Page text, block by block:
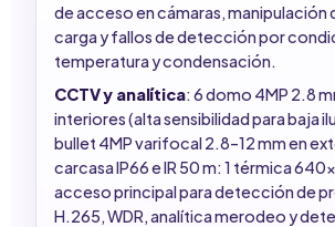
de acceso en cámaras, manipulación
carga y fallos de detección por
temperatura y condensación.
CCTV y analítica: 6 domo 4MP 2.8
interiores (alta sensibilidad para baja
bullet 4MP varifocal 2.8–12 mm en
carcasa IP66 e IR 50 m: 1 térmica
acceso principal para detección de
H.265, WDR, analítica merodeo y